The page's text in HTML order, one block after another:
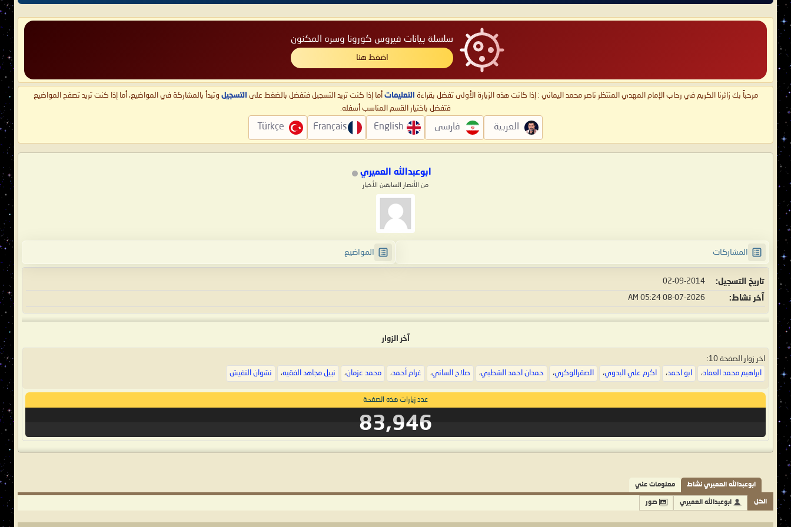
سلسلة بيانات فيروس كورونا وسره المكنون
اضغط هنا
مرحباً بك زائرنا الكريم في رحاب الإمام المهدي المنتظر ناصر محمد اليماني : إذا كانت هذه الزيارة الأولى تفضل بقراءة التعليمات أما إذا كنت تريد التسجيل فتفضل بالضغط على التسجيل وتبدأ بالمشاركة في المواضيع، أما إذا كنت تريد تصفح المواضيع
فتفضل باختيار القسم المناسب أسفله.
العربية فارسی English
Français
Türkçe
ابوعبدالله العميري
من الأنصار السابقين الأخيار
المشاركات المواضيع
تاريخ التسجيل 02-09-2014
آخر نشاط 08-07-2026
05:24 AM
آخر الزوار
اخر زوار الصفحة 10:
ابراهيم محمد العماد، ابو احمد، اكرم علي البدوي، الصقرالوكري، حمدان احمد الشطبي، صلاح الساني، غرام أحمد، محمد عزمان، نبيل مجاهد الفقيه، نشوان النفيش
عدد زيارات هذه الصفحة
83,946
ابوعبدالله العميري نشاط معلومات عني
الكل ابوعبدالله العميري صور